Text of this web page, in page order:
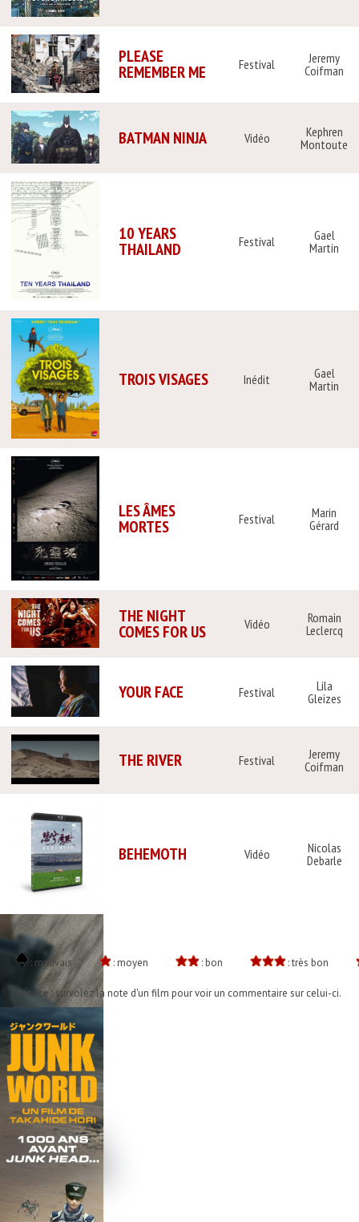
PLEASE
REMEMBER ME Festival
Jeremy
Coifman
BATMAN NINJA Vidéo
Kephren
Montoute
10 YEARS
THAILAND Festival
Gael
Martin
TROIS VISAGES Inédit
Gael
Martin
LES ÂMES
MORTES Festival
Marin
Gérard
THE NIGHT
COMES FOR US Vidéo
Romain
Leclercq
YOUR FACE Festival
Lila
Gleizes
THE RIVER Festival
Jeremy
Coifman
BEHEMOTH Vidéo
Nicolas
Debarle
: mauvais : moyen : bon : très bon
Astuce :survolez la note d'un film pour voir un commentaire sur celui-ci.